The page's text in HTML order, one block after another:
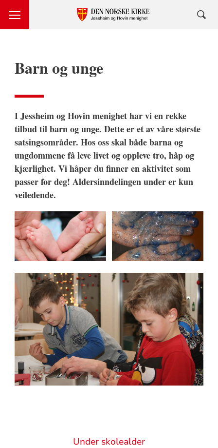
Barn og unge
I Jessheim og Hovin menighet har vi en rekke
tilbud til barn og unge. Dette er et av våre største
satsingsområder. Hos oss skal både barna og
ungdommene få leve livet og oppleve tro, håp og
kjærlighet. Vi håper du finner en aktivitet som
passer for deg! Aldersinndelingen under er kun
veiledende.
Under skolealder